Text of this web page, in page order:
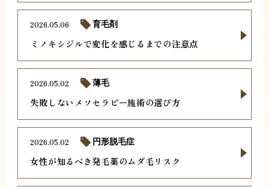
ミノキシジルで変化を感じるまでの注意点
2026.05.06 育毛剤
失敗しないメソセラピー施術の選び方
2026.05.02 薄毛
女性が知るべき発毛薬のムダ毛リスク
2026.05.02 円形脱毛症